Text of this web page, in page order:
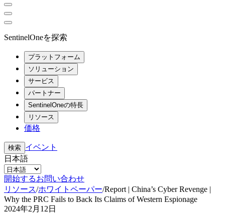
SentinelOneを探索
プラットフォーム
ソリューション
サービス
パートナー
SentinelOneの特長
リソース
価格
検索 イベント
日本語
開始するお問い合わせ
リソース/ホワイトペーパー/Report | China’s Cyber Revenge |
Why the PRC Fails to Back Its Claims of Western Espionage
2024年2月12日